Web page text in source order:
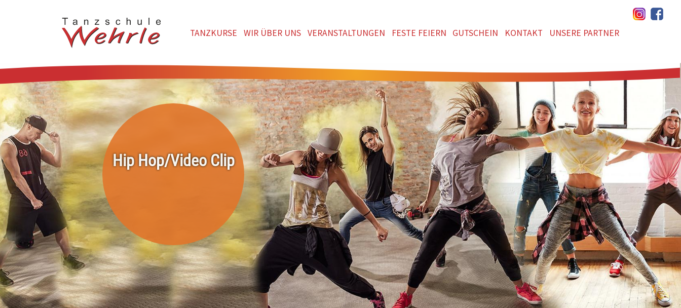
Zum Hauptinhalt springen
TANZKURSE WIR ÜBER UNS VERANSTALTUNGEN FESTE FEIERN GUTSCHEIN KONTAKT UNSERE PARTNER
Hip Hop/Video Clip